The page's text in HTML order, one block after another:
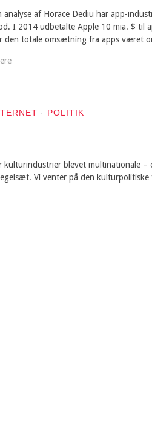
analyse af Horace Dediu har app-
I 2014 udbetalte Apple 10 mia. $ til
den totale omsætning fra apps været
· POLITIK
kulturindustrier blevet multinationale –
Vi venter på den kulturpolitiske